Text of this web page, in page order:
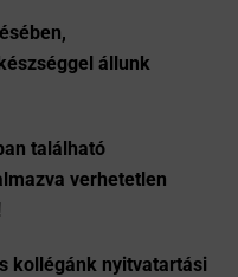
állunk
található
verhetetlen
kollégánk nyitvatartási